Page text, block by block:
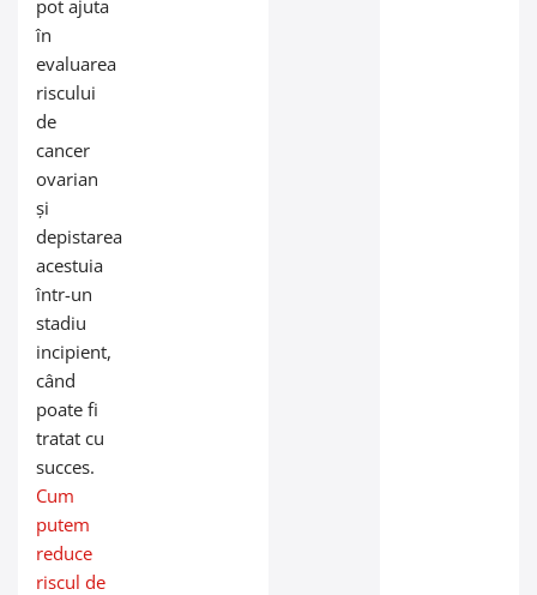
pot ajuta
în
evaluarea
riscului
de
cancer
ovarian
și
depistarea
acestuia
într-un
stadiu
incipient,
când
poate fi
tratat cu
succes.
Cum
putem
reduce
riscul de